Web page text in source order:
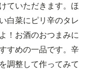
ていただきます。ほ
白菜にピリ辛のタレ
！お酒のおつまみに
すめの一品です。辛
調整して作ってみて